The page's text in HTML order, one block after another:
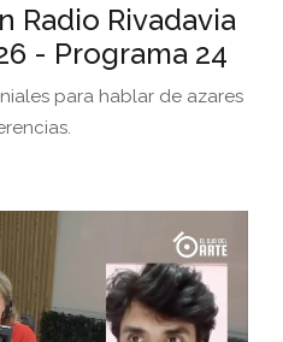
Radio Rivadavia
- Programa 24
para hablar de azares